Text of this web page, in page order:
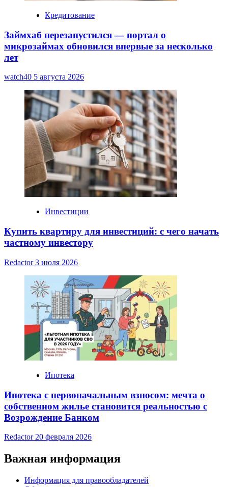
Кредитование
Займхаб перезапустился — портал о
микрозаймах обновился впервые за несколько
лет
watch40 5 августа 2026
Инвестиции
Купить квартиру для инвестиций: с чего начать
частному инвестору
Redactor3 июля 2026
Ипотека
Ипотека с первоначальным взносом: мечта о
собственном жилье становится реальностью с
Возрождение Банком
Redactor 20 февраля 2026
Важная информация
Информация для правообладателей